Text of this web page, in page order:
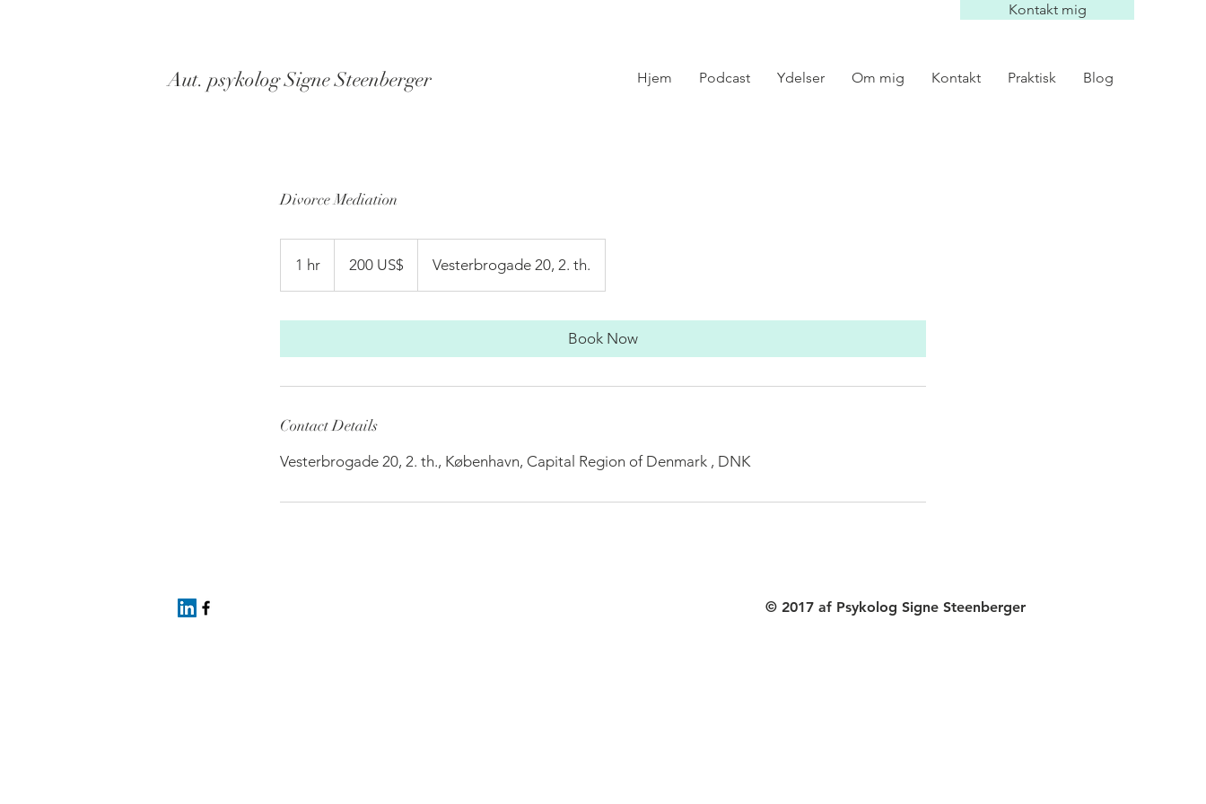
Kontakt mig
Hjem Podcast Ydelser Om mig Kontakt Praktisk Blog
Aut. psykolog Signe Steenberger
Divorce Mediation
1 hr
h
dollar200 US$ Vesterbrogade 20, 2. th.
Book Now
Contact Details
Vesterbrogade 20, 2. th., København, Capital Region of Denmark , DNK
© 2017 af Psykolog Signe Steenberger